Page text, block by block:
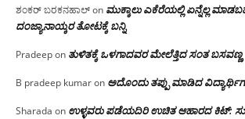
ಶಂಕರ್ ಬರಕನಹಾಲ್on ಮುಕ್ಕಾಲು ಎಕೆರೆಯಲ್ಲಿ ಏನ್ನೆಲ್ಲ‌
ದಂಜ್ಯಾನಾಯ್ಕರ ತೋಟಕ್ಕೆ ಬನ್ನಿ
Pradeepon ತುಳಿತಕ್ಕೆ ಒಳಗಾದವರ ಮೇಲೆತ್ತಿದ ಸಂತ ಬಸವಣ್ಣ
B pradeep kumaron ಅದೊಂದು ತಪ್ಪು ಮಾಡಿದ
Sharada on ಉಳ್ಳವರು ಪಡೆಯದಿರಿ ಉಚಿತ ಆಹಾರದ ಕಿಟ್: